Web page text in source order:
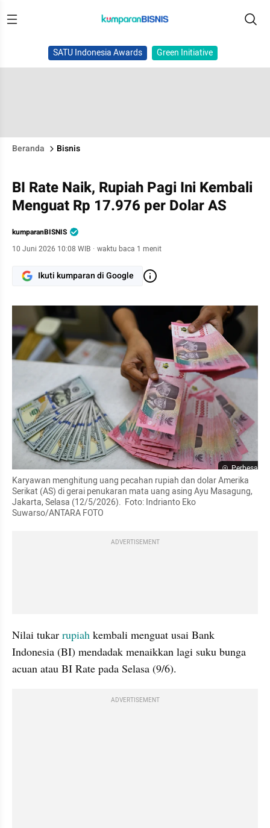
SATU Indonesia Awards Green Initiative
Beranda Bisnis
BI Rate Naik, Rupiah Pagi Ini Kembali
Menguat Rp 17.976 per Dolar AS
kumparanBISNIS
10 Juni 2026 10:08 WIB · waktu baca 1 menit
Ikuti kumparan di Google
Perbesar
Karyawan menghitung uang pecahan rupiah dan dolar Amerika
Serikat (AS) di gerai penukaran mata uang asing Ayu Masagung,
Jakarta, Selasa (12/5/2026).  Foto: Indrianto Eko
Suwarso/ANTARA FOTO
ADVERTISEMENT
Nilai tukar rupiah kembali menguat usai Bank
Indonesia (BI) mendadak menaikkan lagi suku bunga
acuan atau BI Rate pada Selasa (9/6).
ADVERTISEMENT